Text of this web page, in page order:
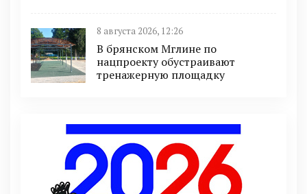
8 августа 2026, 12:26
В брянском Мглине по
нацпроекту обустраивают
тренажерную площадку